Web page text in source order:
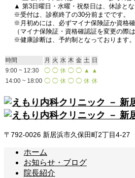
▲ 第3日曜日・水曜・祝祭日は、休診とな
※受付は、診察終了の30分前までです。
※月初めには、必ずマイナ保険証か資格
（マイナ保険証・資格確認証を変更の際
※健康診断は、予約制となっております。
時間 月 火 水 木 金 土 日
9:00 ~ 12:30
◯ ◯ 休 ◯ ◯ ▲ ▲
14:00 ~ 18:00 ◯ ◯ 休 ◯ ◯ 休 休
〒792-0026 新居浜市久保田町2丁目4-
ホーム
お知らせ・ブログ
院長紹介